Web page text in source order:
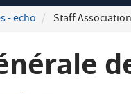
- echo Staff